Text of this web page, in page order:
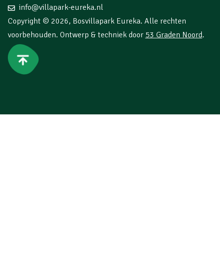
info@villapark-eureka.nl
Copyright © 2026, Bosvillapark Eureka. Alle rechten
voorbehouden. Ontwerp & techniek door 53 Graden Noord.